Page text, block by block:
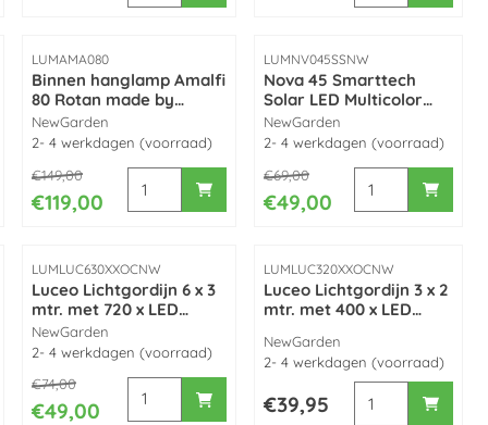
Rotan made by NewGarden
voor Cherry Coco lamp draadloos / oplaadbaar (RGB kleur +
Artikelnummer
LUMAMA080
Binnen hanglamp Amalfi
80 Rotan made by
NewGarden
Merk:
NewGarden
2- 4 werkdagen (voorraad)
Van 149,00 voor 119,00
€149,00
€119,00
Aantal kiezen voor Binnen hanglamp Amalfi
Artikelnummer
LUMNV045SSNW
Nova 45 Smarttech
Solar LED Multicolor
kunststof kerstster
verlicht made by
NewGarden
Merk:
NewGarden
2- 4 werkdagen (voorraad)
Van 69,00 voor 49,00
€69,00
€49,00
Aantal kiezen
made by NewGarden
(RGBW)
voor Lichtsnoer BRUNA SOLAR+BATT BLANCO (8 meter) made
Artikelnummer
LUMLUC630XXOCNW
Luceo Lichtgordijn 6 x 3
mtr. met 720 x LED
(koppelbaar) made by
NewGarden
Merk:
NewGarden
2- 4 werkdagen (voorraad)
Van 74,00 voor 49,00
€74,00
€49,00
Aantal kiezen voor Luceo Lichtgordijn 6 x 3
Artikelnummer
LUMLUC320XXOCNW
Luceo Lichtgordijn 3 x 2
mtr. met 400 x LED
NewGarden
Merk:
NewGarden
2- 4 werkdagen (voorraad)
Prijs: 39,95
€39,95 Aantal kiezen